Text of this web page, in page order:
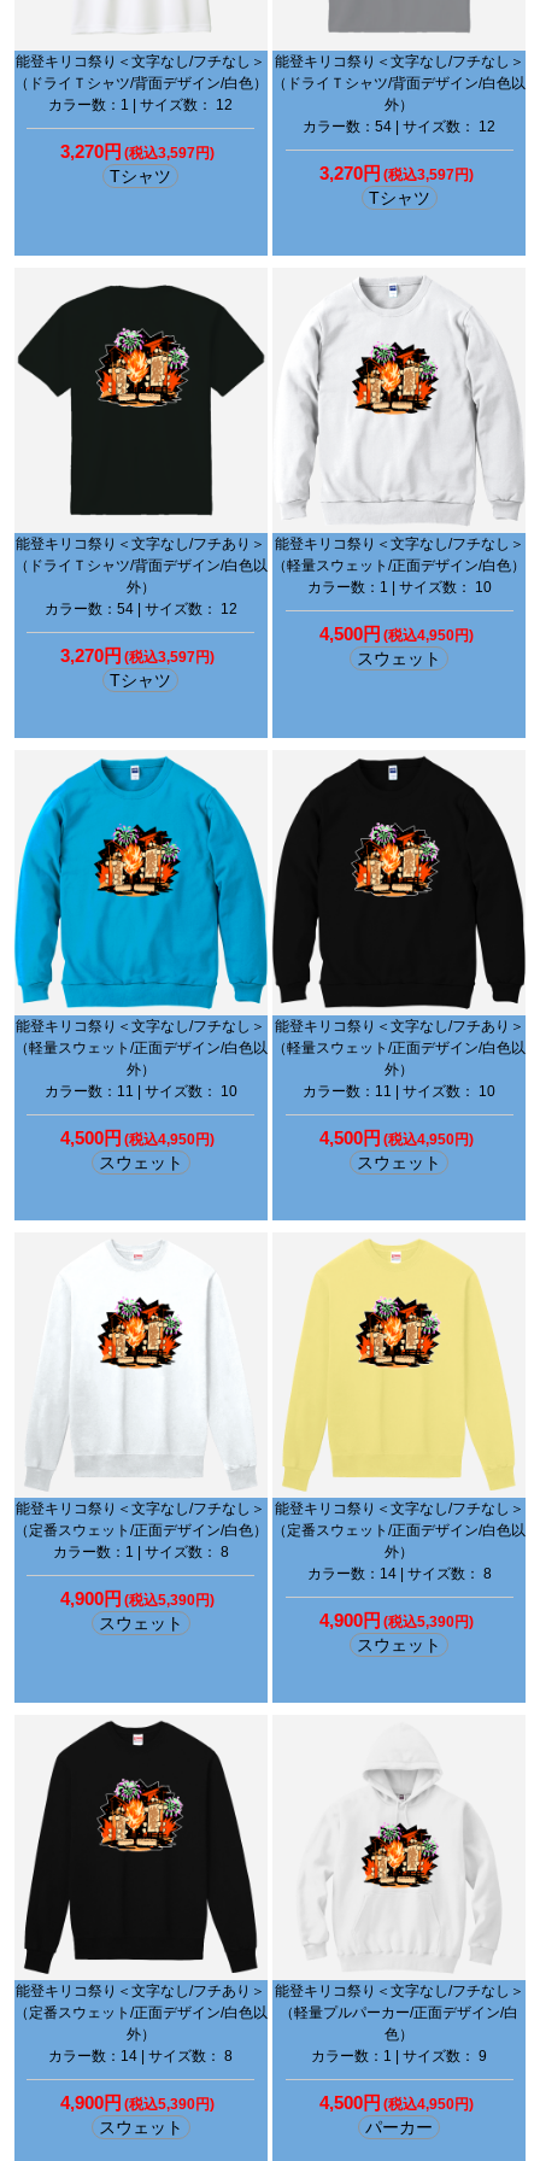
能登キリコ祭り＜文字なし/フチなし＞
（ドライＴシャツ/背面デザイン/白色）
カラー数：1 | サイズ数： 12
3,270円 (税込3,597円)
Tシャツ
能登キリコ祭り＜文字なし/フチなし＞
（ドライＴシャツ/背面デザイン/白色以
外）
カラー数：54 | サイズ数： 12
3,270円 (税込3,597円)
Tシャツ
能登キリコ祭り＜文字なし/フチあり＞
（ドライＴシャツ/背面デザイン/白色以
外）
カラー数：54 | サイズ数： 12
3,270円 (税込3,597円)
Tシャツ
能登キリコ祭り＜文字なし/フチなし＞
（軽量スウェット/正面デザイン/白色）
カラー数：1 | サイズ数： 10
4,500円 (税込4,950円)
スウェット
能登キリコ祭り＜文字なし/フチなし＞
（軽量スウェット/正面デザイン/白色以
外）
カラー数：11 | サイズ数： 10
4,500円 (税込4,950円)
スウェット
能登キリコ祭り＜文字なし/フチあり＞
（軽量スウェット/正面デザイン/白色以
外）
カラー数：11 | サイズ数： 10
4,500円 (税込4,950円)
スウェット
能登キリコ祭り＜文字なし/フチなし＞
（定番スウェット/正面デザイン/白色）
カラー数：1 | サイズ数： 8
4,900円 (税込5,390円)
スウェット
能登キリコ祭り＜文字なし/フチなし＞
（定番スウェット/正面デザイン/白色以
外）
カラー数：14 | サイズ数： 8
4,900円 (税込5,390円)
スウェット
能登キリコ祭り＜文字なし/フチあり＞
（定番スウェット/正面デザイン/白色以
外）
カラー数：14 | サイズ数： 8
4,900円 (税込5,390円)
スウェット
能登キリコ祭り＜文字なし/フチなし＞
（軽量プルパーカー/正面デザイン/白
色）
カラー数：1 | サイズ数： 9
4,500円 (税込4,950円)
パーカー